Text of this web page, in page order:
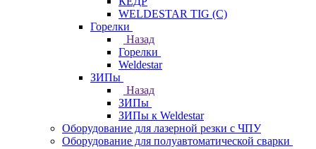
WELDESTAR TIG (С)
Горелки
Назад
Горелки
Weldestar
ЗИПы
Назад
ЗИПы
ЗИПы к Weldestar
Оборудование для лазерной резки с ЧПУ
Оборудование для полуавтоматической сварки